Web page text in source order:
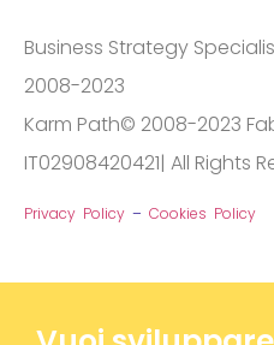
Business Strategy
2008-2023
Karm Path© 2008-2023
IT02908420421| All Rights
Privacy Policy – Cookies Policy